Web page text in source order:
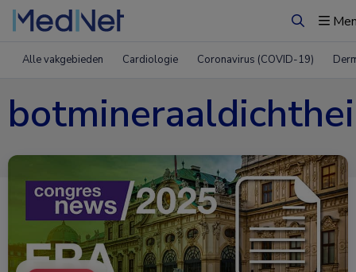
Zoeken
Alle vakgebieden Cardiologie Coronavirus (COVID-19)